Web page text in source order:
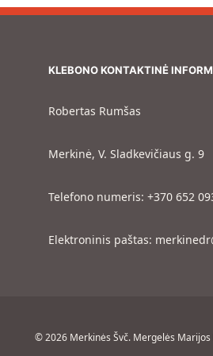
KLEBONO KONTAKTINĖ
Robertas Rumšas
Merkinė, V. Sladkevičiaus g. 9
Telefono numeris: +370 652
Elektroninis paštas:
© 2026 Merkinės Švč. Mergelės